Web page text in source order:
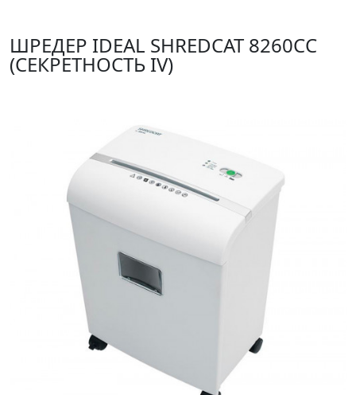
ШРЕДЕР IDEAL SHREDCAT 8260CC
(СЕКРЕТНОСТЬ IV)